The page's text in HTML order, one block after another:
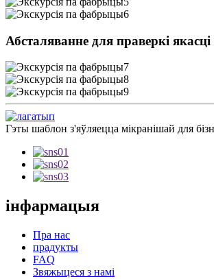
Абсталяванне для праверкі якасці
Гэты шаблон з'яўляецца мікранішай для
інфармацыя
Пра нас
прадукты
FAQ
Звяжыцеся з намі